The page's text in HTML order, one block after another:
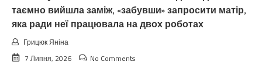
таємно вийшла заміж, «забувши» запросити матір,
яка ради неї працювала на двох роботах
Грицюк Яніна
7 Липня, 2026
No Comments